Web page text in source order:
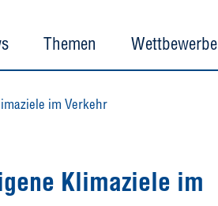
Themen Wettbewerbe
im Verkehr
Klimaziele im